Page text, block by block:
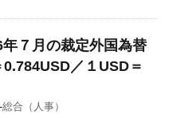
年７月の裁定外国為替
／１USD＝
-総合（人事）